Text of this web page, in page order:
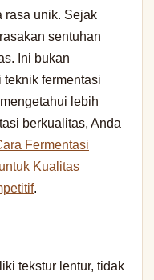
rasa unik. Sejak
sentuhan
Ini bukan
fermentasi
lebih
berkualitas, Anda
Fermentasi
Kualitas
.
tekstur lentur, tidak